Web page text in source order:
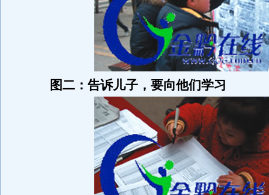
图二：告诉儿子，要向他们学习